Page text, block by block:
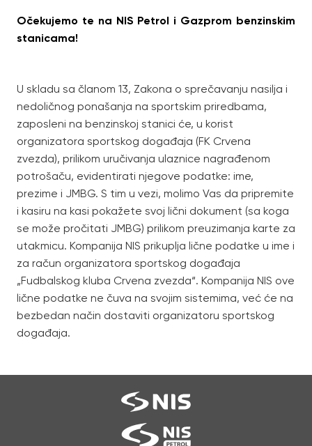
Očekujemo te na NIS Petrol i Gazprom benzinskim
stanicama!
U skladu sa članom 13, Zakona o sprečavanju nasilja i
nedoličnog ponašanja na sportskim priredbama,
zaposleni na benzinskoj stanici će, u korist
organizatora sportskog događaja (FK Crvena
zvezda), prilikom uručivanja ulaznice nagrađenom
potrošaču, evidentirati njegove podatke: ime,
prezime i JMBG. S tim u vezi, molimo Vas da pripremite
i kasiru na kasi pokažete svoj lični dokument (sa koga
se može pročitati JMBG) prilikom preuzimanja karte za
utakmicu. Kompanija NIS prikuplja lične podatke u ime i
za račun organizatora sportskog događaja
„Fudbalskog kluba Crvena zvezda“. Kompanija NIS ove
lične podatke ne čuva na svojim sistemima, već će na
bezbedan način dostaviti organizatoru sportskog
događaja.